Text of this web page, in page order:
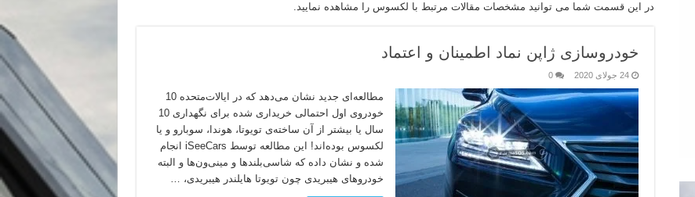
در این قسمت شما می توانید مشخصات مقالات مرتبط با لکسوس را مشاهده نمایید.
خودروسازی ژاپن نماد اطمینان و اعتماد
24 جولای 2020 0
مطالعه‌ای جدید نشان می‌دهد که در ایالات‌متحده 10
خودروی اول احتمالی خریداری شده برای نگهداری 10
سال یا بیشتر از آن ساخته‌ی تویوتا، هوندا، سوبارو و یا
لکسوس بوده‌اند! این مطالعه توسط iSeeCars انجام
شده و نشان داده که شاسی‌بلندها و مینی‌ون‌ها و البته
خودروهای هیبریدی چون تویوتا هایلندر هیبریدی، …